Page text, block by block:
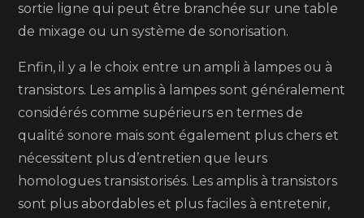
sortie ligne qui peut être branchée sur une table
de mixage ou un système de sonorisation.
Enfin, il y a le choix entre un ampli à lampes ou à
transistors. Les amplis à lampes sont généralement
considérés comme supérieurs en termes de
qualité sonore mais sont également plus chers et
nécessitent plus d’entretien que leurs
homologues transistorisés. Les amplis à transistors
sont plus abordables et plus faciles à entretenir,